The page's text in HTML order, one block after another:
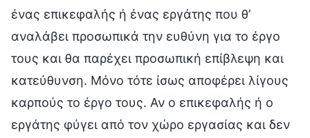
ένας επικεφαλής ή ένας εργάτης που θ’
αναλάβει προσωπικά την ευθύνη για το έργο
τους και θα παρέχει προσωπική επίβλεψη και
κατεύθυνση. Μόνο τότε ίσως αποφέρει λίγους
καρπούς το έργο τους. Αν ο επικεφαλής ή ο
εργάτης φύγει από τον χώρο εργασίας και δεν